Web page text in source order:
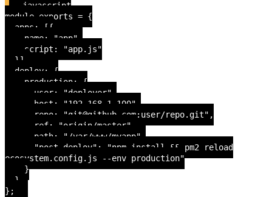
javascript
module.exports = {
apps: [{
name: "app",
script: "app.js"
}],
deploy: {
production: {
user: "deployer",
host: "192.168.1.100",
repo: "git@github.com:user/repo.git",
ref: "origin/master",
path: "/var/www/myapp",
"post-deploy": "npm install && pm2 reload
ecosystem.config.js --env production"
}
}
};